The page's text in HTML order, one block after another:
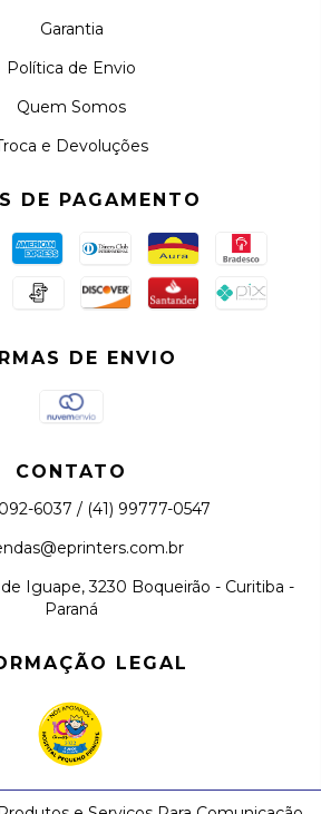
Garantia
Política de Envio
Quem Somos
e Devoluções
DE PAGAMENTO
DE ENVIO
CONTATO
6037 / (41) 99777-0547
Iguape, 3230 Boqueirão - Curitiba -
Paraná
LEGAL